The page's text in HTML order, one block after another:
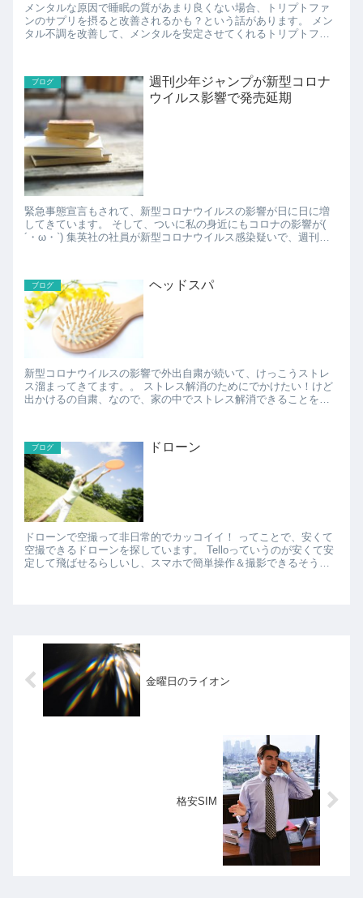
メンタルな原因で睡眠の質があまり良くない場合、トリプトファ
ンのサプリを摂ると改善されるかも？という話があります。 メン
タル不調を改善して、メンタルを安定させてくれるトリプトファ
ブログ
週刊少年ジャンプが新型コロナ
ウイルス影響で発売延期
緊急事態宣言もされて、新型コロナウイルスの影響が日に日に増
してきています。 そして、ついに私の身近にもコロナの影響が(
´・ω・`) 集英社の社員が新型コロナウイルス感染疑いで、週刊少
ブログ ヘッドスパ
新型コロナウイルスの影響で外出自粛が続いて、けっこうストレ
ス溜まってきてます。。 ストレス解消のためにでかけたい！けど
出かけるの自粛、なので、家の中でストレス解消できることを考
ブログ ドローン
ドローンで空撮って非日常的でカッコイイ！ ってことで、安くて
空撮できるドローンを探しています。 Telloっていうのが安くて安
定して飛ばせるらしいし、スマホで簡単操作＆撮影できるそうな
金曜日のライオン
格安SIM